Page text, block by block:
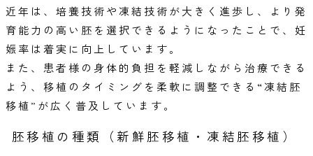
近年は、培養技術や凍結技術が大きく進歩し、より発
育能力の高い胚を選択できるようになったことで、妊
娠率は着実に向上しています。
また、患者様の身体的負担を軽減しながら治療できる
よう、移植のタイミングを柔軟に調整できる“凍結胚
移植”が広く普及しています。
胚移植の種類（新鮮胚移植・凍結胚移植）